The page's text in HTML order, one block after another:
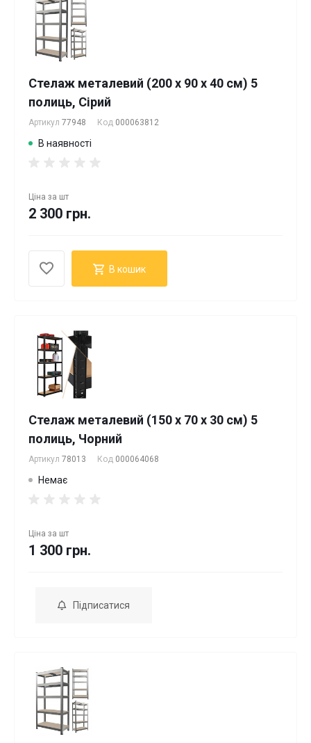
Стелаж металевий (200 х 90 х 40 см) 5
полиць, Сірий
Артикул 77948 Код 000063812
В наявності
Ціна за шт
2 300 грн.
В кошик
Стелаж металевий (150 х 70 х 30 см) 5
полиць, Чорний
Артикул 78013 Код 000064068
Немає
Ціна за шт
1 300 грн.
Підписатися